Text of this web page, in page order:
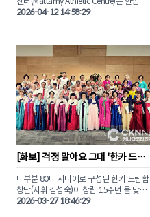
댄스팀 ‘SeaGalz’의 무대는 축제의 열기를
한인 업계를 대표해 CKN뉴스(캐나다코리
안뉴스)와 비즈팝사인이  후원으로 참여하
기도 했다. 본보와 함께 노스욕의 심장부를
뜨겁게 달궜던 그 현장을 사진으로 만나보
자.
포들의 뜨거운 함성으로 가득 찼다. 세계 최
지와 설예은이 출전했기 때문이다.
팀 타이푼(Team Typhoon) 소속으로 나
선 두 선수는 스웨덴의 안나 하셀보리, 일본
의 요시다 치나미와 완벽한 호흡을 선보였
다.
재캐나다컬링연맹(KCCF)이 주관한 ‘코리
안 나이트’ 응원전은 토론토 한인 커뮤니티
의 단합력을 유감없이 보여주었고. 태극기
응원 속에 김민지, 설예은 선수는 최선을 다
해 경기에 임했다.
세계 정상급 선수들 사이에서도 빛난 한국
컬링의 저력, 그 영광의 순간을 CKN뉴스가
2026-04-12 14:58:29
[화보] 걱정 말아요 그대 '한카 드림
합창단 15주년 기념 연주회'
대부분 80대 시니어로 구성된 한카 드림합
창단(지휘 김성숙)이 창립 15주년 을 맞아
지난 3월 24일(화) 오후 5시, 토론토 다운스
2026-03-27 18:46:29